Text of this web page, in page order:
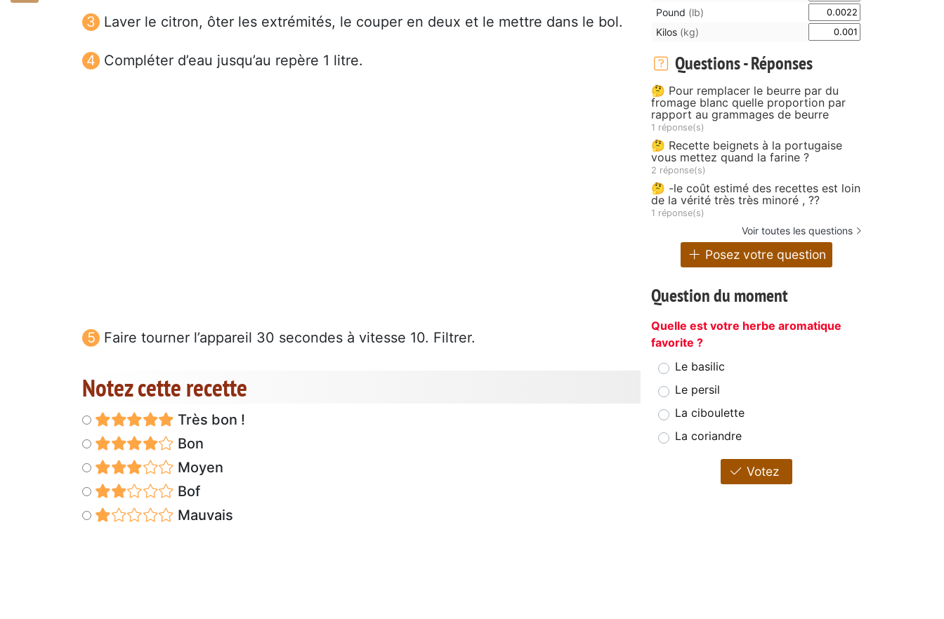
Laver le citron, ôter les extrémités, le couper en deux et le mettre dans le bol.
Compléter d’eau jusqu’au repère 1 litre.
Faire tourner l’appareil 30 secondes à vitesse 10. Filtrer.
Notez cette recette
Très bon !
Bon
Moyen
Bof
Mauvais
Pound (lb)
Kilos (kg)
Questions - Réponses
🤔 Pour remplacer le beurre par du
fromage blanc quelle proportion par
rapport au grammages de beurre
1 réponse(s)
🤔 Recette beignets à la portugaise
vous mettez quand la farine ?
2 réponse(s)
🤔 -le coût estimé des recettes est loin
de la vérité très très minoré , ??
1 réponse(s)
Voir toutes les questions
Posez votre question
Question du moment
Quelle est votre herbe aromatique
favorite ?
Le basilic
Le persil
La ciboulette
La coriandre
Votez